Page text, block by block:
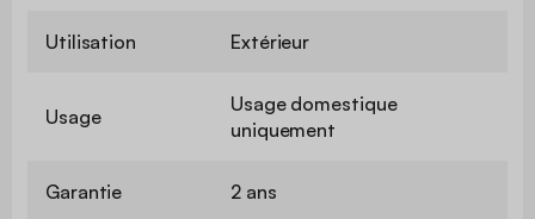
Utilisation Extérieur
Usage
Usage domestique
uniquement
Garantie 2 ans